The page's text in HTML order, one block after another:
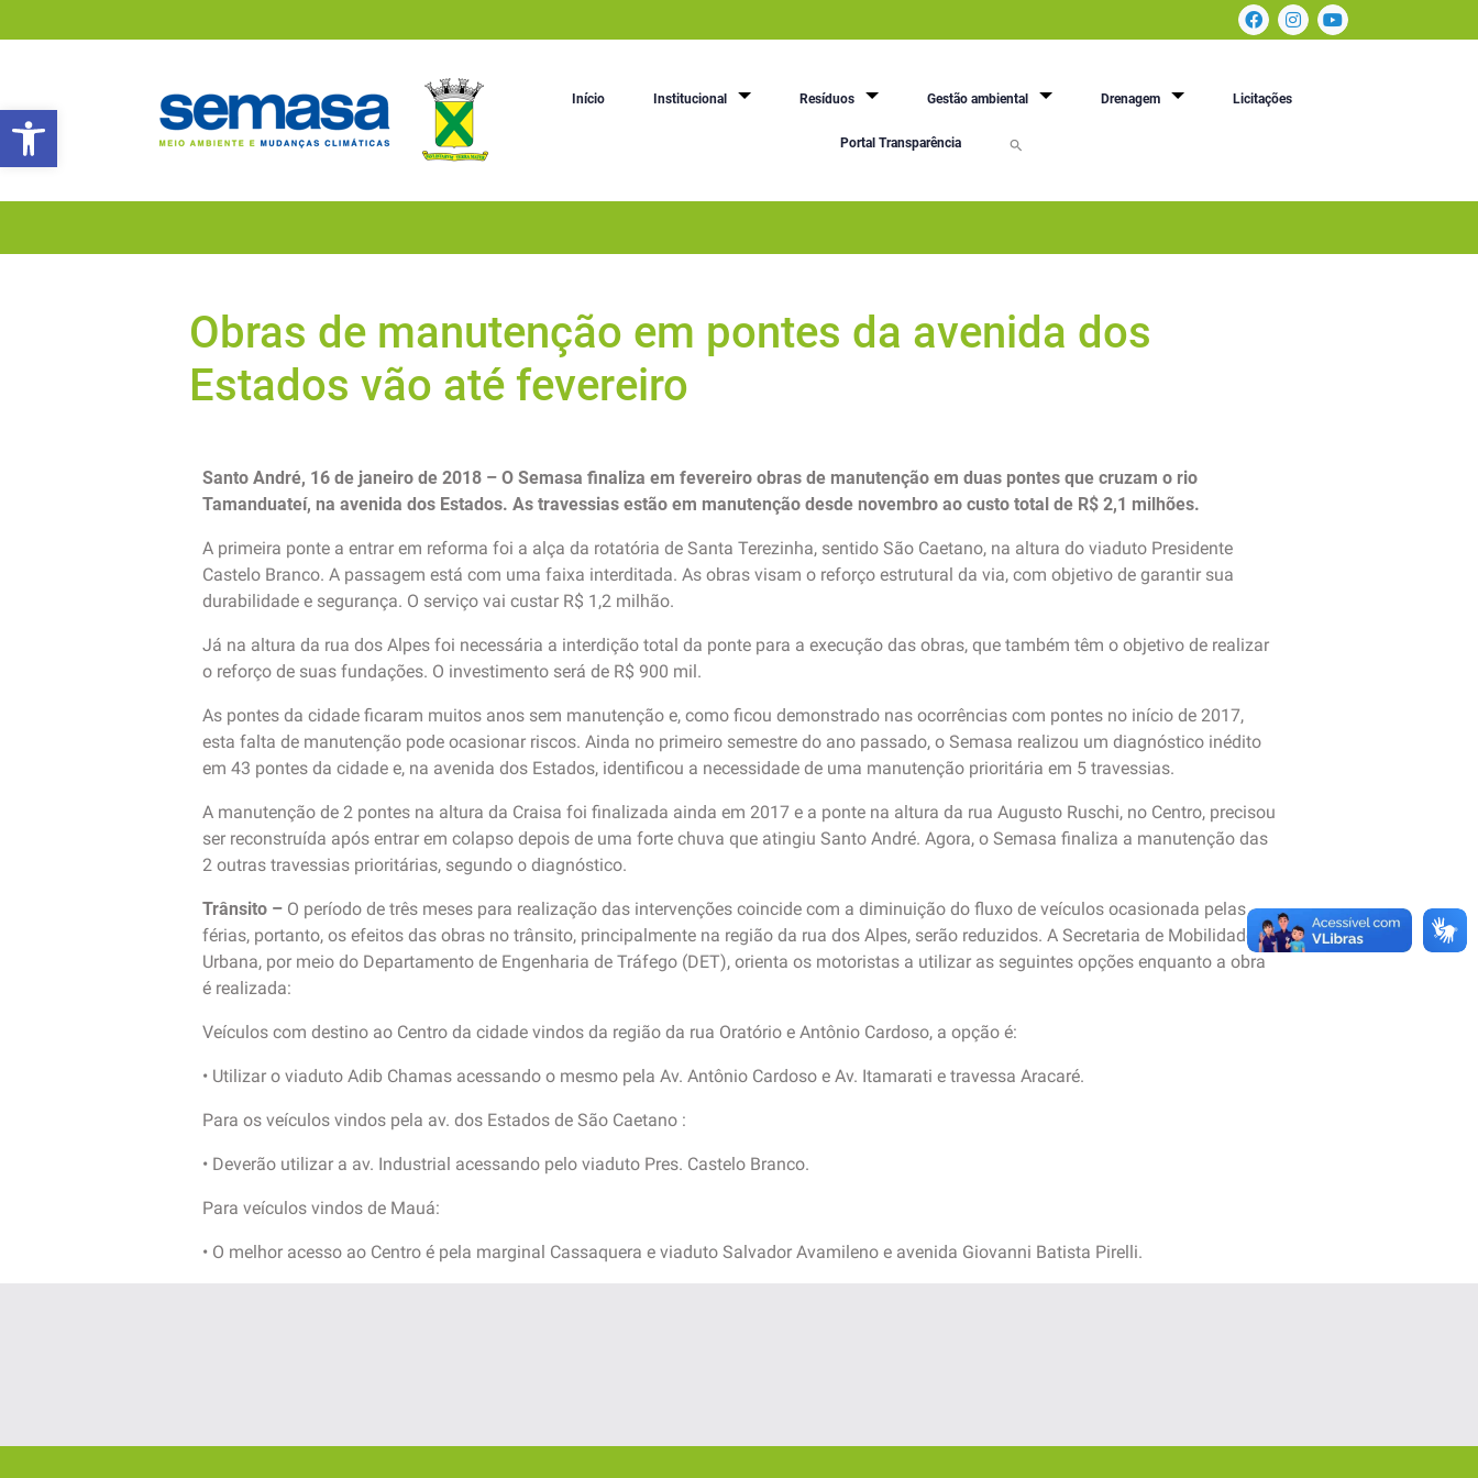
Abrir a barra de ferramentas
Início Institucional Resíduos Gestão ambiental Drenagem Licitações
Portal Transparência
Obras de manutenção em pontes da avenida dos
Estados vão até fevereiro
Santo André, 16 de janeiro de 2018 – O Semasa finaliza em fevereiro obras de manutenção em duas pontes que cruzam o rio
Tamanduateí, na avenida dos Estados. As travessias estão em manutenção desde novembro ao custo total de R$ 2,1 milhões.
A primeira ponte a entrar em reforma foi a alça da rotatória de Santa Terezinha, sentido São Caetano, na altura do viaduto Presidente
Castelo Branco. A passagem está com uma faixa interditada. As obras visam o reforço estrutural da via, com objetivo de garantir sua
durabilidade e segurança. O serviço vai custar R$ 1,2 milhão.
Já na altura da rua dos Alpes foi necessária a interdição total da ponte para a execução das obras, que também têm o objetivo de realizar
o reforço de suas fundações. O investimento será de R$ 900 mil.
As pontes da cidade ficaram muitos anos sem manutenção e, como ficou demonstrado nas ocorrências com pontes no início de 2017,
esta falta de manutenção pode ocasionar riscos. Ainda no primeiro semestre do ano passado, o Semasa realizou um diagnóstico inédito
em 43 pontes da cidade e, na avenida dos Estados, identificou a necessidade de uma manutenção prioritária em 5 travessias.
A manutenção de 2 pontes na altura da Craisa foi finalizada ainda em 2017 e a ponte na altura da rua Augusto Ruschi, no Centro, precisou
ser reconstruída após entrar em colapso depois de uma forte chuva que atingiu Santo André. Agora, o Semasa finaliza a manutenção das
2 outras travessias prioritárias, segundo o diagnóstico.
Trânsito – O período de três meses para realização das intervenções coincide com a diminuição do fluxo de veículos ocasionada pelas
férias, portanto, os efeitos das obras no trânsito, principalmente na região da rua dos Alpes, serão reduzidos. A Secretaria de Mobilidade
Urbana, por meio do Departamento de Engenharia de Tráfego (DET), orienta os motoristas a utilizar as seguintes opções enquanto a obra
é realizada:
Veículos com destino ao Centro da cidade vindos da região da rua Oratório e Antônio Cardoso, a opção é:
• Utilizar o viaduto Adib Chamas acessando o mesmo pela Av. Antônio Cardoso e Av. Itamarati e travessa Aracaré.
Para os veículos vindos pela av. dos Estados de São Caetano :
• Deverão utilizar a av. Industrial acessando pelo viaduto Pres. Castelo Branco.
Para veículos vindos de Mauá:
• O melhor acesso ao Centro é pela marginal Cassaquera e viaduto Salvador Avamileno e avenida Giovanni Batista Pirelli.